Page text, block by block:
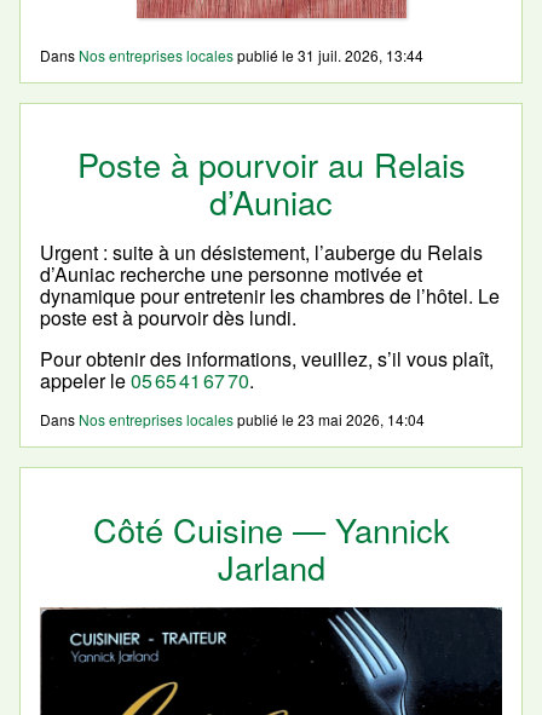
Dans Nos entreprises localespublié le31 juil. 2026, 13:44
Poste à pourvoir au Relais
d’Auniac
Urgent : suite à un désistement, l’auberge du Relais
d’Auniac recherche une personne motivée et
dynamique pour entretenir les chambres de l’hôtel. Le
poste est à pourvoir dès lundi.
Pour obtenir des informations, veuillez, s’il vous plaît,
appeler le05 65 41 67 70.
Dans Nos entreprises localespublié le23 mai 2026, 14:04
Côté Cuisine — Yannick
Jarland